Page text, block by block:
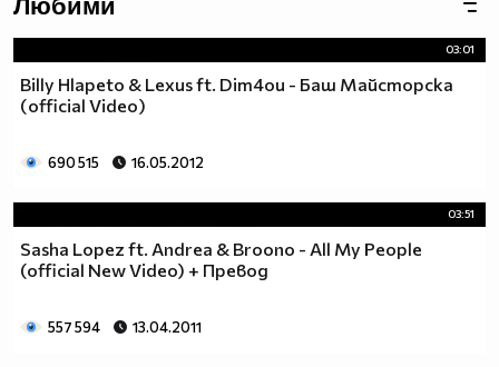
Любими
03:01
Billy Hlapeto & Lexus ft. Dim4ou - Баш Майсторска
(official Video)
690 515 16.05.2012
03:51
Sasha Lopez ft. Andrea & Broono - All My People
(official New Video) + Превод
557 594 13.04.2011